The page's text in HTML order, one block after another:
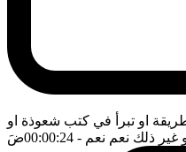
او تبرأ في كتب شعوذة او
غير ذلك نعم نعم - 00:00:24 ضَ